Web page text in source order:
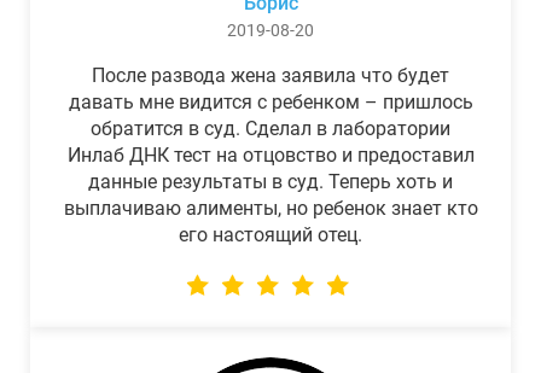
2019-08-20
После развода жена заявила что будет
давать мне видится с ребенком – пришлось
обратится в суд. Сделал в лаборатории
Инлаб ДНК тест на отцовство и предоставил
данные результаты в суд. Теперь хоть и
выплачиваю алименты, но ребенок знает кто
его настоящий отец.